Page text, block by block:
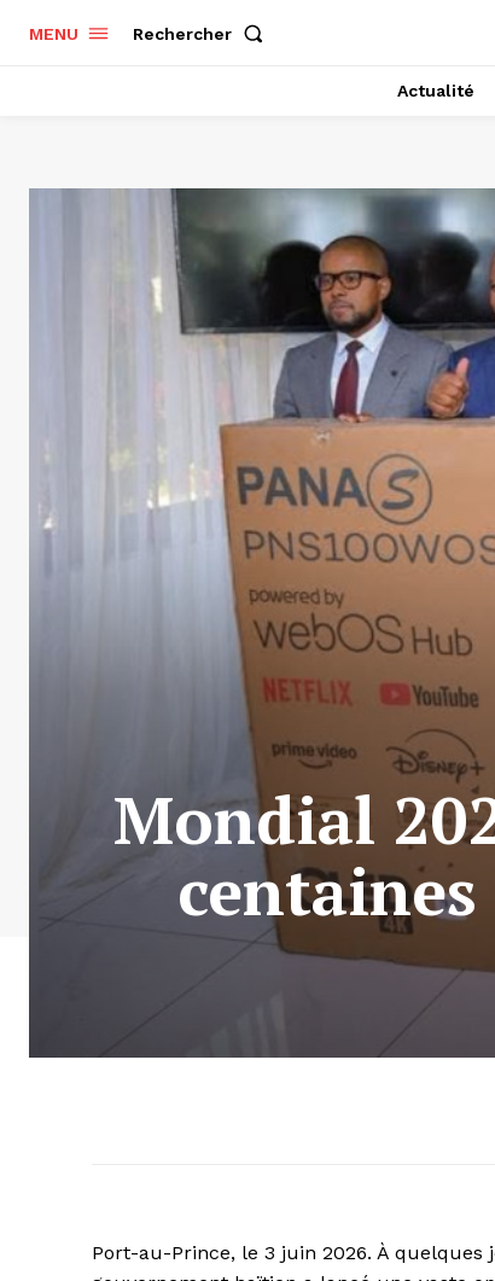
MENU Rechercher
Actualité
Mondial
Port-au-Prince, le 3 juin 2026. À quelques